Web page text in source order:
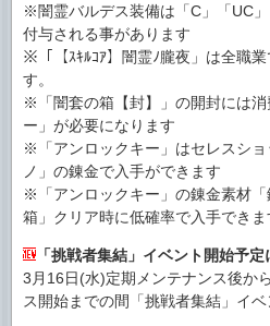
※闇霊バルデス装備は「C」「UC
付与される事があります
※「【ｽｷﾙｺｱ】闇霊ﾉ朧夜」は全職
す。
※「闇套の箱【封】」の開封には
ー」が必要になります
※「アンロックキー」はセレスショ
ノ」の錬金で入手ができます
※「アンロックキー」の錬金素材
箱」クリア時に低確率で入手できま
「挑戦者集結」イベント開始予定
3月16日(水)定期メンテナンス後か
ス開始までの間「挑戦者集結」イベ